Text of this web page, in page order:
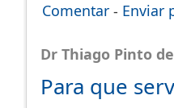
Comentar - Enviar
Dr Thiago Pinto
Para que